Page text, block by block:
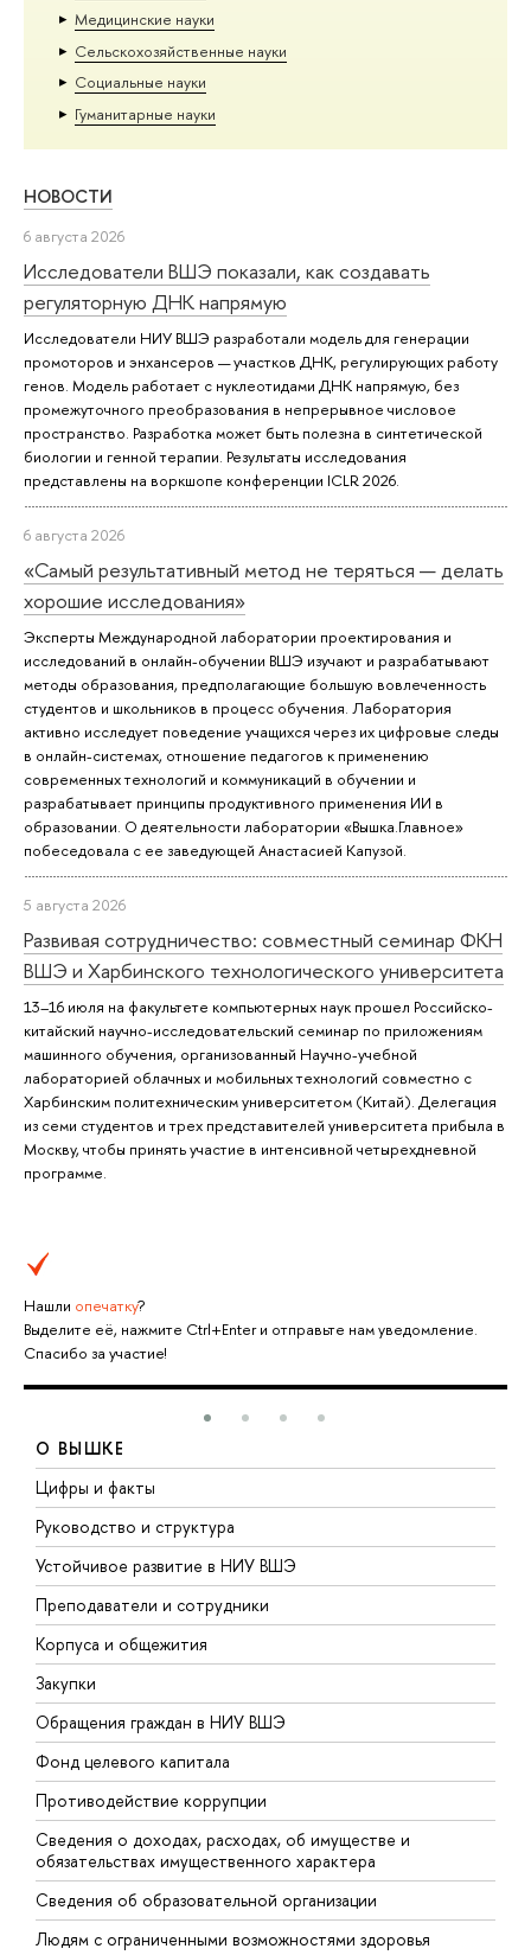
Медицинские науки
Сельскохозяйственные науки
Социальные науки
Гуманитарные науки
НОВОСТИ
6 августа 2026
Исследователи ВШЭ показали, как создавать
регуляторную ДНК напрямую
Исследователи НИУ ВШЭ разработали модель для генерации
промоторов и энхансеров — участков ДНК, регулирующих работу
генов. Модель работает с нуклеотидами ДНК напрямую, без
промежуточного преобразования в непрерывное числовое
пространство. Разработка может быть полезна в синтетической
биологии и генной терапии. Результаты исследования
представлены на воркшопе конференции ICLR 2026.
6 августа 2026
«Самый результативный метод не теряться — делать
хорошие исследования»
Эксперты Международной лаборатории проектирования и
исследований в онлайн-обучении ВШЭ изучают и разрабатывают
методы образования, предполагающие большую вовлеченность
студентов и школьников в процесс обучения. Лаборатория
активно исследует поведение учащихся через их цифровые следы
в онлайн-системах, отношение педагогов к применению
современных технологий и коммуникаций в обучении и
разрабатывает принципы продуктивного применения ИИ в
образовании. О деятельности лаборатории «Вышка.Главное»
побеседовала с ее заведующей Анастасией Капузой.
5 августа 2026
Развивая сотрудничество: совместный семинар ФКН
ВШЭ и Харбинского технологического университета
13–16 июля на факультете компьютерных наук прошел Российско-
китайский научно-исследовательский семинар по приложениям
машинного обучения, организованный Научно-учебной
лабораторией облачных и мобильных технологий совместно с
Харбинским политехническим университетом (Китай). Делегация
из семи студентов и трех представителей университета прибыла в
Москву, чтобы принять участие в интенсивной четырехдневной
программе.
Нашли опечатку?
Выделите её, нажмите Ctrl+Enter и отправьте нам уведомление.
Спасибо за участие!
О ВЫШКЕ
Цифры и факты
Руководство и структура
Устойчивое развитие в НИУ ВШЭ
Преподаватели и сотрудники
Корпуса и общежития
Закупки
Обращения граждан в НИУ ВШЭ
Фонд целевого капитала
Противодействие коррупции
Сведения о доходах, расходах, об имуществе и
обязательствах имущественного характера
Сведения об образовательной организации
Людям с ограниченными возможностями здоровья